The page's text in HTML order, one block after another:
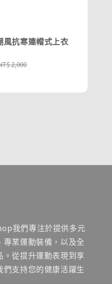
風抗寒連帽式上衣
2,000
我們專注於提供多元
專業運動裝備，以及全
。從提升運動表現到享
們支持您的健康活躍生